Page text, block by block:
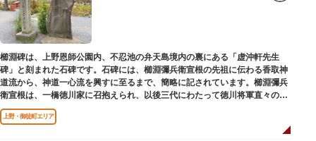
櫛淵碑は、上野恩師公園内、不忍池の弁天島境内の裏にある「虚沖軒先生
碑」と刻まれた石碑です。石碑には、櫛淵彌兵衛宣根の先祖に伝わる香取神
道流から、神道一心流を興すに至るまで、簡略に記されています。櫛淵彌兵
衛宣根は、一橋徳川家に召抱えられ、以後三代にわたって徳川将軍直々の護
衛役として仕えました。
上野・御徒町エリア